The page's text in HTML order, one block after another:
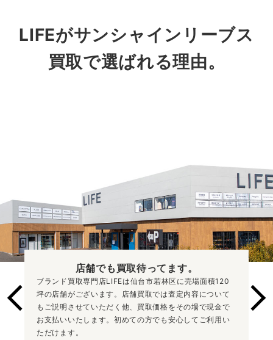
LIFEがサンシャインリーブス
買取で選ばれる理由。
店舗でも買取待ってます。
ブランド買取専門店LIFEは仙台市若林区に売場面積120
坪の店舗がございます。店舗買取では査定内容について
もご説明させていただく他、買取価格をその場で現金で
お支払いいたします。初めての方でも安心してご利用い
ただけます。